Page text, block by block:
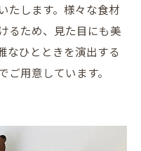
たします。様々な食材
るため、見た目にも美
なひとときを演出する
ご用意しています。